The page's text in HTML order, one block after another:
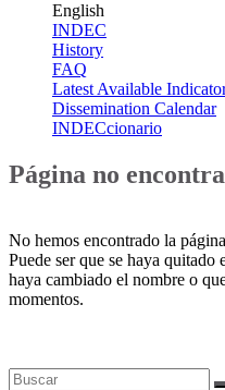
English
INDEC
History
FAQ
Latest Available
Dissemination Calendar
INDECcionario
Página no
No hemos encontrado la
Puede ser que se haya quitado
haya cambiado el nombre o
momentos.